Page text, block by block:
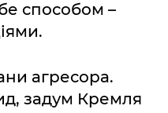
способом –
агресора.
задум Кремля